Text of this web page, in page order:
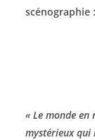
« Le monde en
mystérieux qui